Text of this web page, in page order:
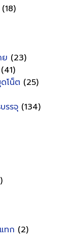
(18)
ย (23)
(41)
โน็ต (25)
รรจุ (134)
ทก (2)